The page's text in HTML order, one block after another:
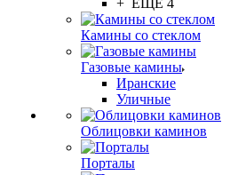
+ ЕЩЕ 4
Камины со стеклом
Газовые камины
Иранские
Уличные
Облицовки каминов
Порталы